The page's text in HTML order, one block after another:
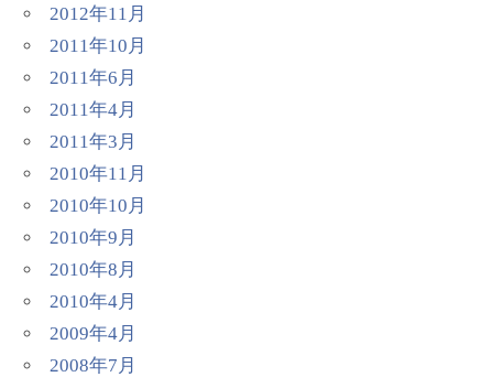
2012年11月
2011年10月
2011年6月
2011年4月
2011年3月
2010年11月
2010年10月
2010年9月
2010年8月
2010年4月
2009年4月
2008年7月